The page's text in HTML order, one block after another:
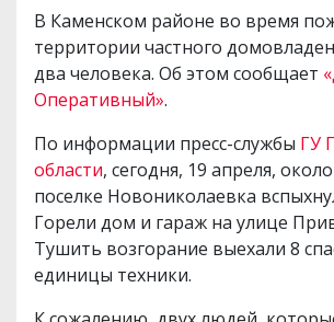
В Каменском районе во время
территории частного
два человека. Об этом сообщает
Оперативный».
По информации пресс-службы ГУ
области, сегодня, 19 апреля,
поселке Новониколаевка
Горели дом и гараж на улице
Тушить возгорание выехали 8
единицы техники.